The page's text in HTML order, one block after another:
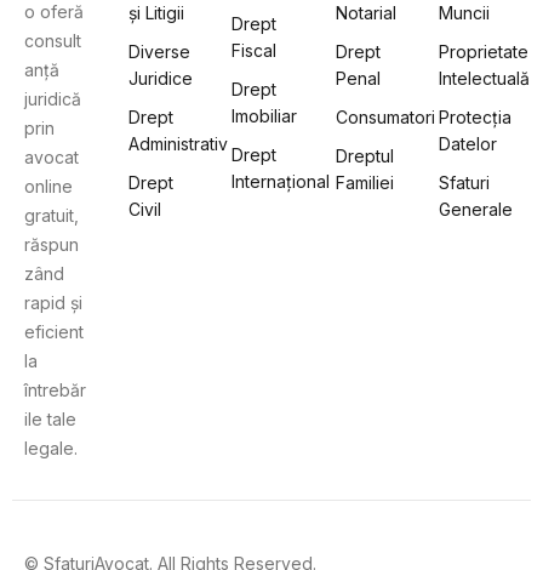
o oferă
consult
anță
juridică
prin
avocat
online
gratuit,
răspun
zând
rapid și
eficient
la
întrebăr
ile tale
legale.
și Litigii
Diverse
Juridice
Drept
Administrativ
Drept
Civil
Drept
Fiscal
Drept
Imobiliar
Drept
Internațional
Notarial
Drept
Penal
Consumatori
Dreptul
Familiei
Muncii
Proprietate
Intelectuală
Protecția
Datelor
Sfaturi
Generale
© SfaturiAvocat. All Rights Reserved.